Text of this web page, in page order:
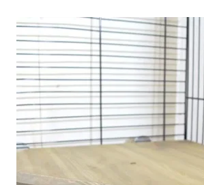
on
useampi
muunnelma.
Voit
tehdä
valinnat
tuotteen
sivulla.